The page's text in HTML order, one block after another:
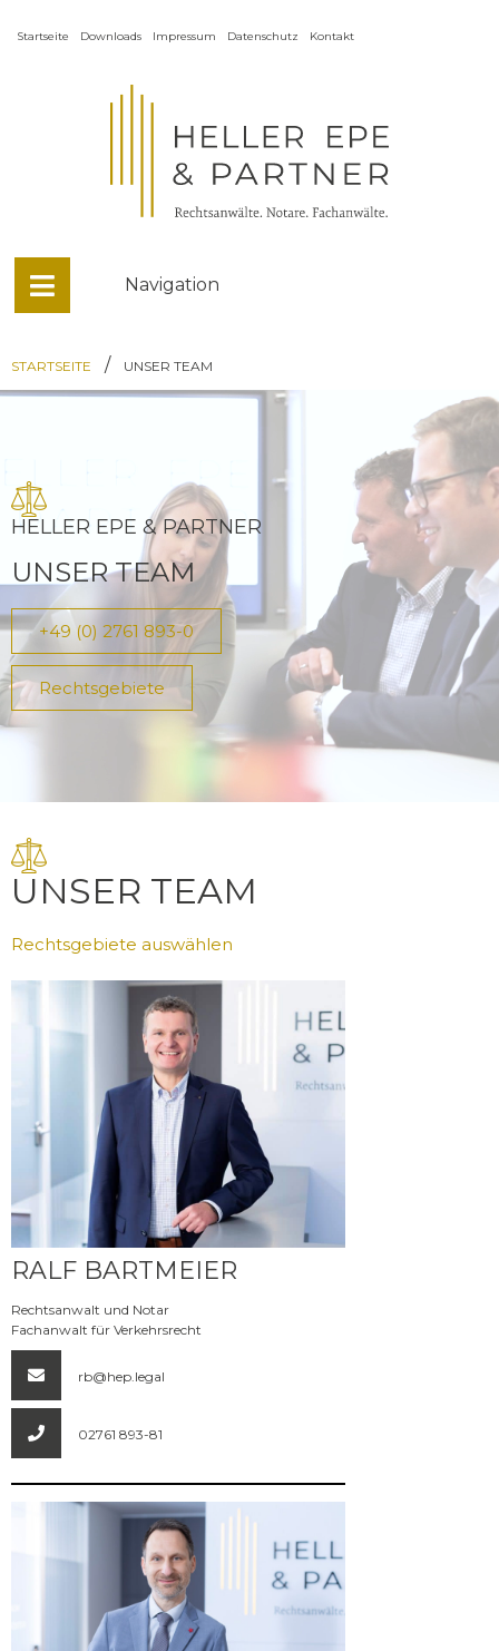
Startseite Downloads Impressum Datenschutz Kontakt
Navigation
STARTSEITE / UNSER TEAM
HELLER EPE & PARTNER
UNSER TEAM
+49 (0) 2761 893-0
Rechtsgebiete
UNSER TEAM
Rechtsgebiete auswählen
Mehr erfahren
RALF BARTMEIER
Rechtsanwalt und Notar
Fachanwalt für Verkehrsrecht
rb@hep.legal
02761 893-81
Mehr erfahren